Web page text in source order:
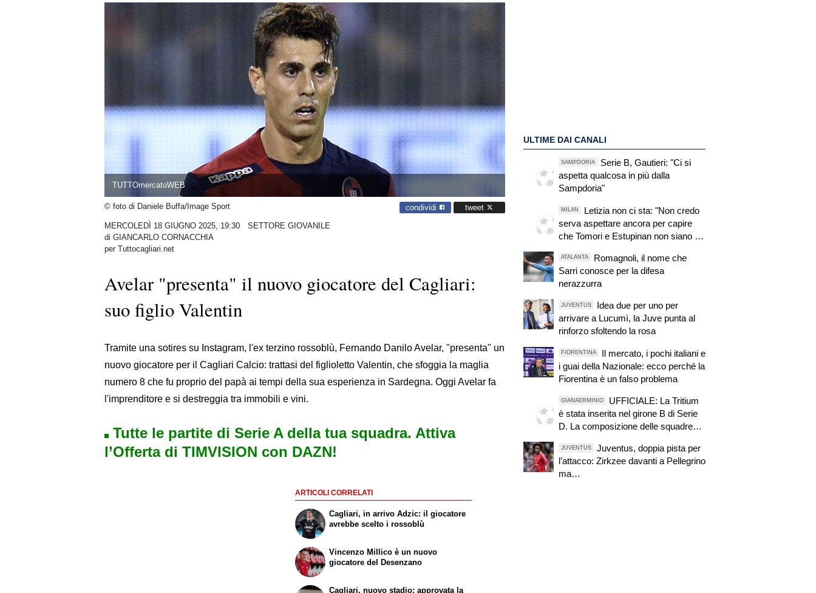
TUTTOmercatoWEB
© foto di Daniele Buffa/Image Sport condividi tweet
MERCOLEDÌ 18 GIUGNO 2025, 19:30
SETTORE GIOVANILE
di GIANCARLO CORNACCHIA
per Tuttocagliari.net
Avelar "presenta" il nuovo giocatore del Cagliari:
suo figlio Valentin
Tramite una sotires su Instagram, l'ex terzino rossoblù, Fernando Danilo Avelar, "presenta" un
nuovo giocatore per il Cagliari Calcio: trattasi del figlioletto Valentin, che sfoggia la maglia
numero 8 che fu proprio del papà ai tempi della sua esperienza in Sardegna. Oggi Avelar fa
l'imprenditore e si destreggia tra immobili e vini.
Tutte le partite di Serie A della tua squadra. Attiva
l’Offerta di TIMVISION con DAZN!
ARTICOLI CORRELATI
Cagliari, in arrivo Adzic: il giocatore
avrebbe scelto i rossoblù
Vincenzo Millico è un nuovo
giocatore del Desenzano
Cagliari, nuovo stadio: approvata la
ULTIME DAI CANALI
SAMPDORIA
Serie B, Gautieri: "Ci si
aspetta qualcosa in più dalla
Sampdoria"
MILAN
Letizia non ci sta: "Non credo
serva aspettare ancora per capire
che Tomori e Estupinan non siano da
ATALANTA
Romagnoli, il nome che
Sarri conosce per la difesa
nerazzurra
JUVENTUS
Idea due per uno per
arrivare a Lucumì, la Juve punta al
rinforzo sfoltendo la rosa
FIORENTINA
Il mercato, i pochi italiani e
i guai della Nazionale: ecco perché la
Fiorentina è un falso problema
GIANAERMINIO
UFFICIALE: La Tritium
è stata inserita nel girone B di Serie
D. La composizione delle squadre
JUVENTUS
Juventus, doppia pista per
l’attacco: Zirkzee davanti a Pellegrino
ma…